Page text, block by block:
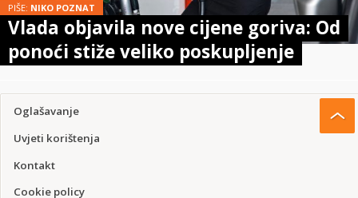
PIŠE: NIKO POZNAT
Vlada objavila nove cijene goriva: Od
ponoći stiže veliko poskupljenje
Oglašavanje
Uvjeti korištenja
Kontakt
Cookie policy